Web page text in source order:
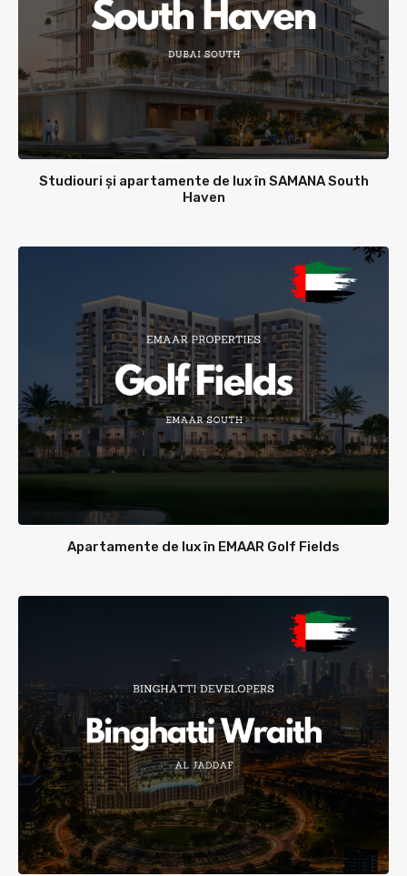
Studiouri și apartamente de lux în SAMANA South
Haven
Apartamente de lux în EMAAR Golf Fields